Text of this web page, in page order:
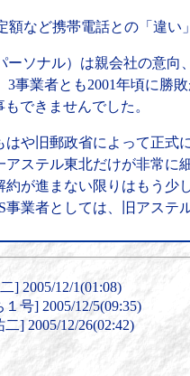
額など携帯電話との「違
ソナル）は親会社の意
3事業者とも2001年頃に勝
できませんでした。
や旧郵政省によって正式
ステル東北だけが非常に
約が進まない限りはもう少
業者としては、旧アステ
] 2005/12/1(01:08)
号] 2005/12/5(09:35)
] 2005/12/26(02:42)